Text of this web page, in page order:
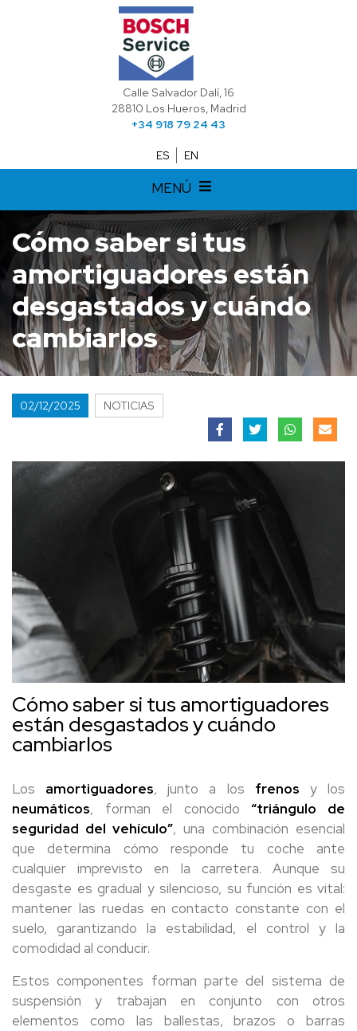
Calle Salvador Dalí, 16
28810 Los Hueros, Madrid
+34 918 79 24 43
ES EN
MENÚ
Cómo saber si tus
amortiguadores están
desgastados y cuándo
cambiarlos
02/12/2025 NOTICIAS
Cómo saber si tus amortiguadores
están desgastados y cuándo
cambiarlos
Los amortiguadores, junto a los frenos y los
neumáticos, forman el conocido“triángulo de
seguridad del vehículo”, una combinación esencial
que determina cómo responde tu coche ante
cualquier imprevisto en la carretera. Aunque su
desgaste es gradual y silencioso, su función es vital:
mantener las ruedas en contacto constante con el
suelo, garantizando la estabilidad, el control y la
comodidad al conducir.
Estos componentes forman parte del sistema de
suspensión y trabajan en conjunto con otros
elementos como las ballestas, brazos o barras